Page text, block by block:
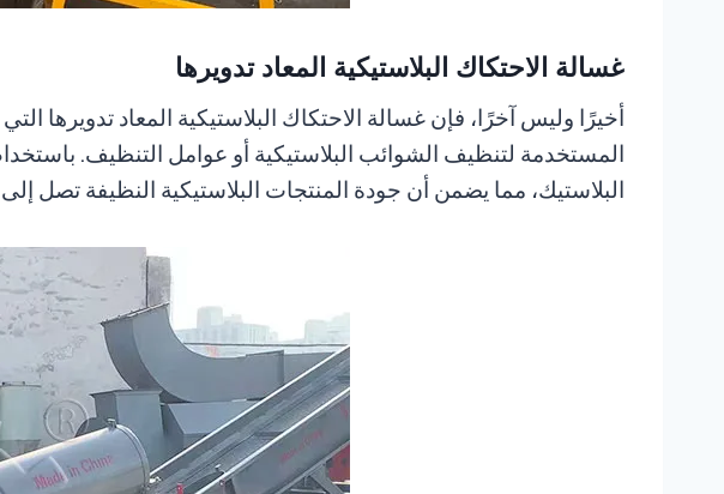
غسالة الاحتكاك البلاستيكية المعاد تدويرها
المستخدمة لتنظيف الشوائب البلاستيكية أو عوامل التنظيف.
البلاستيك، مما يضمن أن جودة المنتجات البلاستيكية النظيفة تصل